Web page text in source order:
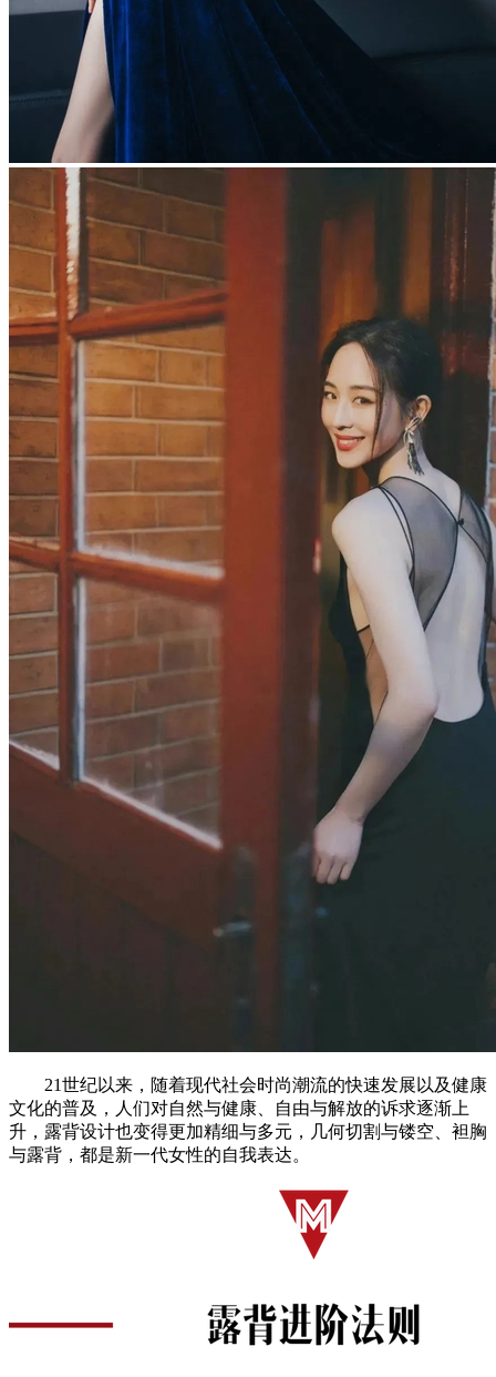
21世纪以来，随着现代社会时尚潮流的快速发展以及健康
文化的普及，人们对自然与健康、自由与解放的诉求逐渐上
升，露背设计也变得更加精细与多元，几何切割与镂空、袒胸
与露背，都是新一代女性的自我表达。